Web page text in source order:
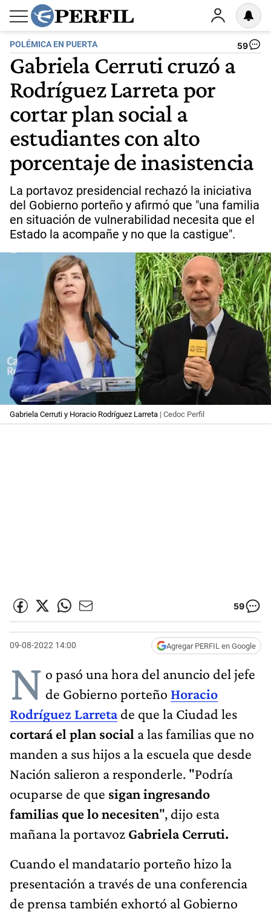
POLÉMICA EN PUERTA 59
Gabriela Cerruti cruzó a
Rodríguez Larreta por
cortar plan social a
estudiantes con alto
porcentaje de inasistencia
La portavoz presidencial rechazó la iniciativa
del Gobierno porteño y afirmó que "una familia
en situación de vulnerabilidad necesita que el
Estado la acompañe y no que la castigue".
Gabriela Cerruti y Horacio Rodríguez Larreta | Cedoc Perfil
59
09-08-2022 14:00 Agregar PERFIL en Google
N o pasó una hora del anuncio del jefe
de Gobierno porteño Horacio
Rodríguez Larretade que la Ciudad les
cortará el plan social a las familias que no
manden a sus hijos a la escuela que desde
Nación salieron a responderle. "Podría
ocuparse de que sigan ingresando
familias que lo necesiten", dijo esta
mañana la portavoz Gabriela Cerruti.
Cuando el mandatario porteño hizo la
presentación a través de una conferencia
de prensa también exhortó al Gobierno